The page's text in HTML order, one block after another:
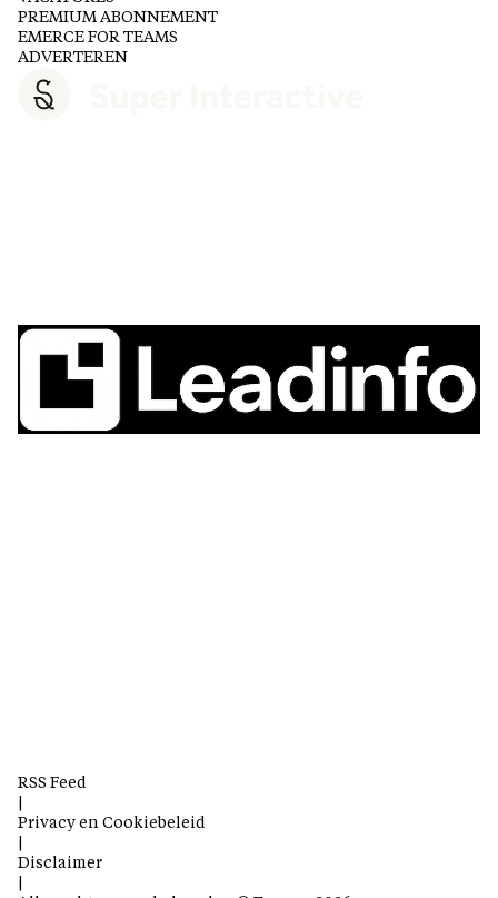
PREMIUM ABONNEMENT
EMERCE FOR TEAMS
ADVERTEREN
RSS Feed
Privacy en Cookiebeleid
Disclaimer